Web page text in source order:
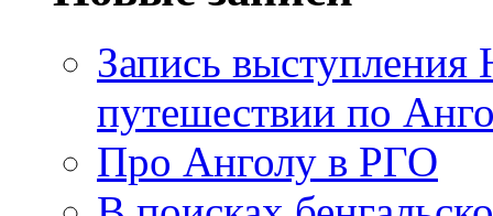
Запись
путешествии по
Про Анголу в РГО